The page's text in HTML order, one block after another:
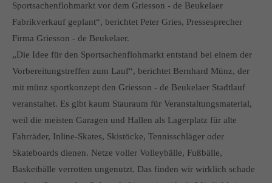
Sportsachenflohmarkt vor dem Griesson - de Beukelaer
Fabrikverkauf geplant“, berichtet Peter Gries, Pressesprecher
Firma Griesson - de Beukelaer.
„Die Idee für den Sportsachenflohmarkt entstand bei einem der
Vorbereitungstreffen zum Lauf“, berichtet Bernhard Münz, der
mit münz sportkonzept den Griesson - de Beukelaer Stadtlauf
veranstaltet. Es gibt kaum Stauraum für Veranstaltungsmaterial,
weil die meisten Garagen und Hallen als Lagerplatz für alte
Fahrräder, Inline-Skates, Skistöcke, Tennisschläger oder
Skateboards dienen. Netze voller Volleybälle, Fußbälle,
Basketbälle verrotten ungenutzt. Das finden wir wirklich schade